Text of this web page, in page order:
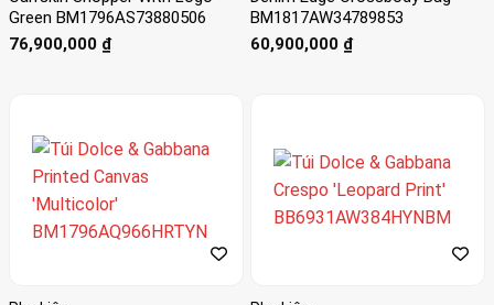
Green BM1796AS73880506
76,900,000 ₫
BM1817AW34789853
60,900,000 ₫